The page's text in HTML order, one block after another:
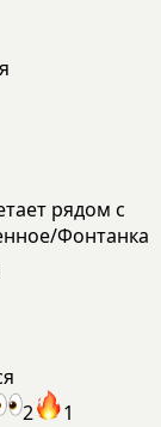
рядом с
Фонтанка
2 1